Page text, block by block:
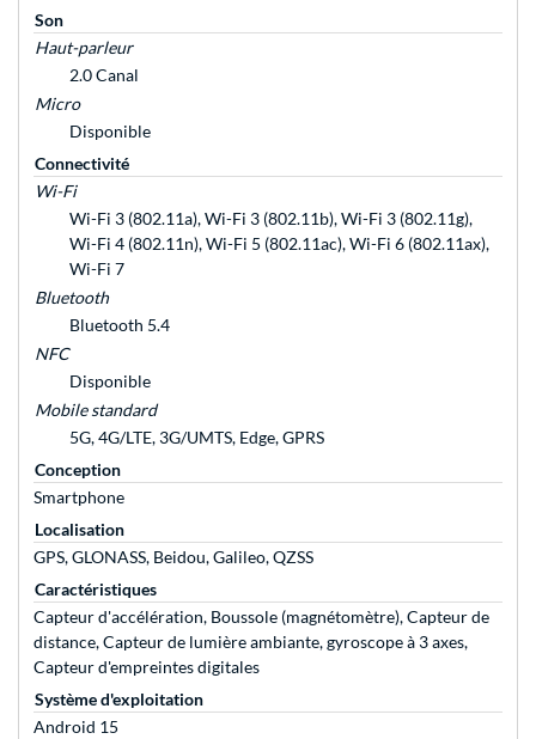
Son
Haut-parleur
2.0 Canal
Micro
Disponible
Connectivité
Wi-Fi
Wi-Fi 3 (802.11a), Wi-Fi 3 (802.11b), Wi-Fi 3 (802.11g),
Wi-Fi 4 (802.11n), Wi-Fi 5 (802.11ac), Wi-Fi 6 (802.11ax),
Wi-Fi 7
Bluetooth
Bluetooth 5.4
NFC
Disponible
Mobile standard
5G, 4G/LTE, 3G/UMTS, Edge, GPRS
Conception
Smartphone
Localisation
GPS, GLONASS, Beidou, Galileo, QZSS
Caractéristiques
Capteur d'accélération, Boussole (magnétomètre), Capteur de
distance, Capteur de lumière ambiante, gyroscope à 3 axes,
Capteur d'empreintes digitales
Système d'exploitation
Android 15